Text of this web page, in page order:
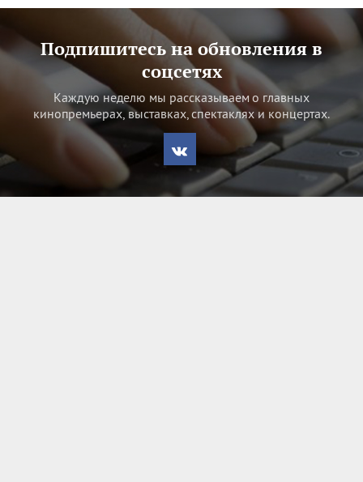
Подпишитесь на обновления в
соцсетях
Каждую неделю мы рассказываем о главных
кинопремьерах, выставках, спектаклях и концертах.